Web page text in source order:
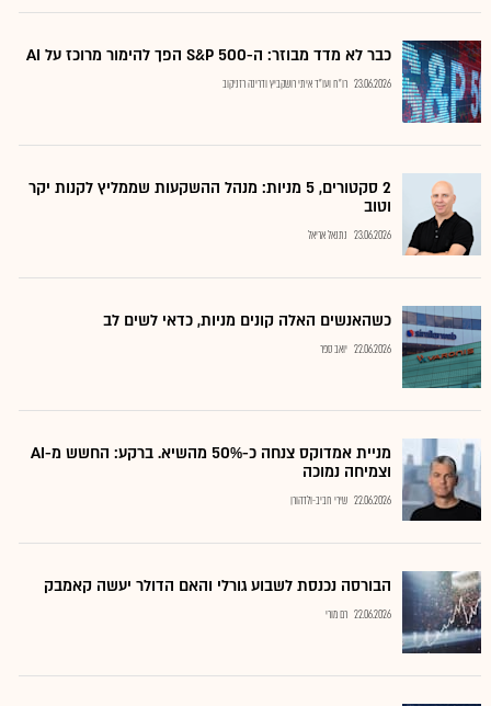
כבר לא מדד מבוזר: ה-S&P 500 הפך להימור מרוכז על AI
23.06.2026 רו"ח ועו"ד איתי רושקביץ ודרינה רזניקוב
2 סקטורים, 5 מניות: מנהל ההשקעות שממליץ לקנות יקר
וטוב
23.06.2026 נתנאל אריאל
כשהאנשים האלה קונים מניות, כדאי לשים לב
22.06.2026 יואב ספר
מניית אמדוקס צנחה כ-50% מהשיא. ברקע: החשש מ-AI
וצמיחה נמוכה
22.06.2026 שירי חביב-ולדהורן
הבורסה נכנסת לשבוע גורלי והאם הדולר יעשה קאמבק
22.06.2026 רם מורי